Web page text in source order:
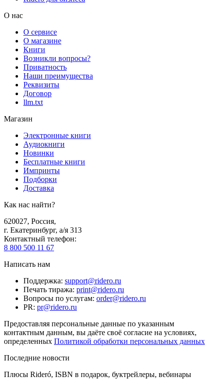
О нас
О сервисе
О магазине
Книги
Возникли вопросы?
Приватность
Наши преимущества
Реквизиты
Договор
llm.txt
Магазин
Электронные книги
Аудиокниги
Новинки
Бесплатные книги
Импринты
Подборки
Доставка
Как нас найти?
620027, Россия,
г. Екатеринбург, а/я 313
Контактный телефон:
8 800 500 11 67
Написать нам
Поддержка: support@ridero.ru
Печать тиража: print@ridero.ru
Вопросы по услугам: order@ridero.ru
PR: pr@ridero.ru
Предоставляя персональные данные по указанным
контактным данным, вы даёте своё согласие на условиях,
определенных Политикой обработки персональных данных
Последние новости
Плюсы Rideró, ISBN в подарок, буктрейлеры, вебинары